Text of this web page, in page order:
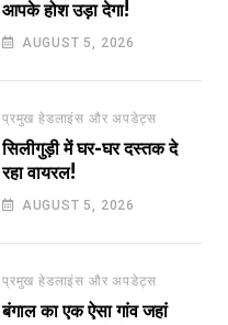
आपके होश उड़ा देगा!
AUGUST 5, 2026
प्रमुख हेडलाइंस और अपडेट्स
सिलीगुड़ी में घर-घर दस्तक दे
रहा वायरल!
AUGUST 5, 2026
प्रमुख हेडलाइंस और अपडेट्स
बंगाल का एक ऐसा गांव जहां